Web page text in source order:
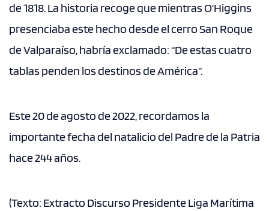
de 1818. La historia recoge que mientras O’Higgins
presenciaba este hecho desde el cerro San Roque
de Valparaíso, habría exclamado: “De estas cuatro
tablas penden los destinos de América”.
Este 20 de agosto de 2022, recordamos la
importante fecha del natalicio del Padre de la Patria
hace 244 años.
(Texto: Extracto Discurso Presidente Liga Marítima